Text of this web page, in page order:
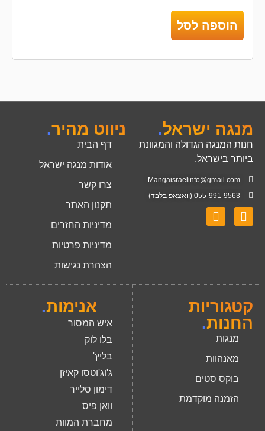
הוספה לסל
מנגה ישראל.
חנות המנגה הגדולה והמגוונת
ביותר בישראל.
Mangaisraelinfo@gmail.com
055-991-9563 (וואצאפ בלבד)
ניווט מהיר.
דף הבית
אודות מנגה ישראל
צרו קשר
תקנון האתר
מדיניות החזרים
מדיניות פרטיות
הצהרת נגישות
קטגוריות
החנות.
מנגות
מאנהוות
בוקס סטים
הזמנה מוקדמת
אנימות.
איש המסור
בלו לוק
בליץ'
ג'וג'וטסו קאיזן
דימון סלייר
וואן פיס
מחברת המוות